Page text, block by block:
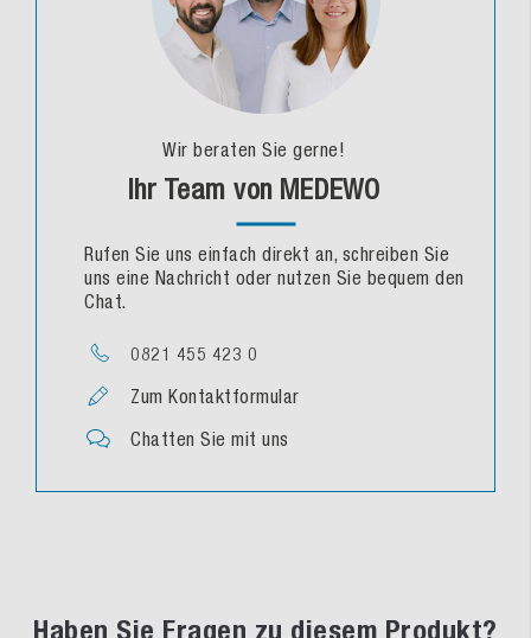
Wir beraten Sie gerne!
Ihr Team von MEDEWO
Rufen Sie uns einfach direkt an, schreiben Sie
uns eine Nachricht oder nutzen Sie bequem den
Chat.
0821 455 423 0
Zum Kontaktformular
Chatten Sie mit uns
Haben Sie Fragen zu diesem Produkt?